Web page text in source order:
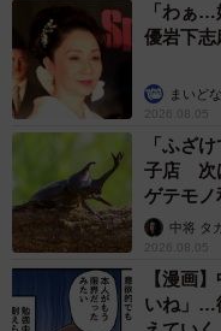
「わぁ
優岩下志
まいど
2026.08.05
「ふざ
子店 次
ゲテモ
らいリア
中将 タ
2026.08.05
【漫画
いね」…